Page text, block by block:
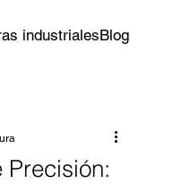
industrialesBlog
Precisión: